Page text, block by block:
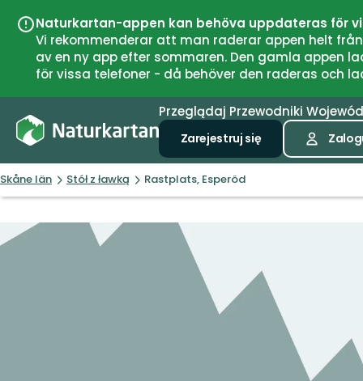
Naturkartan-appen kan behöva uppdateras för
Vi rekommenderar att man raderar appen helt
av en ny app efter sommaren. Den gamla
för vissa telefoner - då behöver den raderas och
Przeglądaj Przewodniki
Zarejestruj się
Skåne län Stół z ławką Rastplats, Esperöd